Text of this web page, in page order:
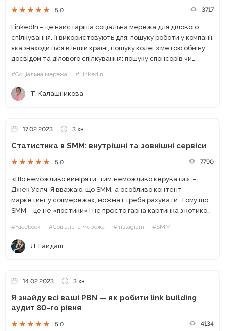
5.0 3717
LinkedIn – це найстаріша соціальна мережа для ділового
спілкування. Її використовують для: пошуку роботи у компанії,
яка знаходиться в іншій країні; пошуку колег з метою обміну
досвідом та ділового спілкування; пошуку спонсорів чи
#Соціальна мережа #LinkedIn
Т. Калашникова
17.02.2023 3 хв
Статистика в SMM: внутрішні та зовнішні сервіси
5.0 7790
«Що неможливо виміряти, тим неможливо керувати», –
Джек Уелч. Я вважаю, що SMM, а особливо контент-
маркетинг у соцмережах, можна і треба рахувати. Тому що
SMM – це не «постики» і не просто гарна картинка з котиком,
#Facebook #Соціальна мережа #Instagram #SMM
Л. Гайдаш
14.02.2023 3 хв
Я знайду всі ваші PBN — як робити link building
аудит 80-го рівня
5.0 4134